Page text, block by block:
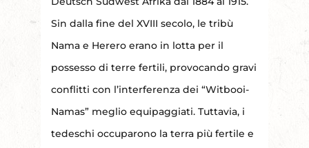
Sin dalla fine del XVIII secolo, le tribù
Nama e Herero erano in lotta per il
possesso di terre fertili, provocando gravi
conflitti con l’interferenza dei “Witbooi-
Namas” meglio equipaggiati. Tuttavia, i
tedeschi occuparono la terra più fertile e